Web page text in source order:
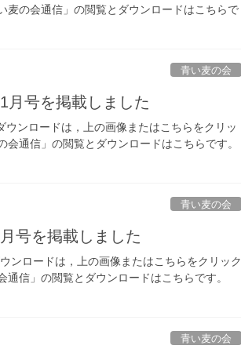
麦の会通信」の閲覧とダウンロードはこちらで
青い麦の会
月号を掲載しました
ンロードは，上の画像またはこちらをクリッ
通信」の閲覧とダウンロードはこちらです。
青い麦の会
号を掲載しました
ンロードは，上の画像またはこちらをクリック
信」の閲覧とダウンロードはこちらです。
青い麦の会